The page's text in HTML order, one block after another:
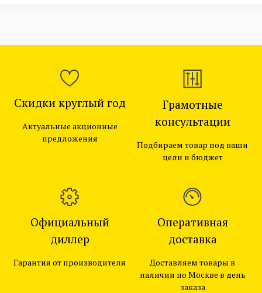
Скидки круглый год
Актуальные акционные
предложения
Грамотные
консультации
Подбираем товар под ваши
цели и бюджет
Официальный
диллер
Гарантия от производителя
Оперативная
доставка
Доставляем товары в
наличии по Москве в день
заказа